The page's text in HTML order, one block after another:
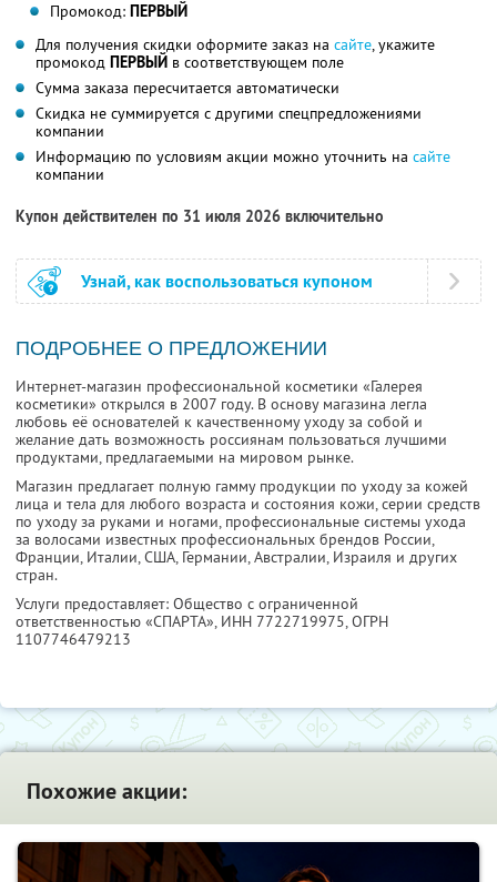
Промокод: ПЕРВЫЙ
Для получения скидки оформите заказ на сайте, укажите
промокод ПЕРВЫЙ в соответствующем поле
Сумма заказа пересчитается автоматически
Скидка не суммируется с другими спецпредложениями
компании
Информацию по условиям акции можно уточнить на сайте
компании
Купон действителен по 31 июля 2026 включительно
Узнай, как воспользоваться купоном
ПОДРОБНЕЕ О ПРЕДЛОЖЕНИИ
Интернет-магазин профессиональной косметики «Галерея
косметики» открылся в 2007 году. В основу магазина легла
любовь её основателей к качественному уходу за собой и
желание дать возможность россиянам пользоваться лучшими
продуктами, предлагаемыми на мировом рынке.
Магазин предлагает полную гамму продукции по уходу за кожей
лица и тела для любого возраста и состояния кожи, серии средств
по уходу за руками и ногами, профессиональные системы ухода
за волосами известных профессиональных брендов России,
Франции, Италии, США, Германии, Австралии, Израиля и других
стран.
Услуги предоставляет: Общество с ограниченной
ответственностью «СПАРТА», ИНН 7722719975, ОГРН
1107746479213
Похожие акции: